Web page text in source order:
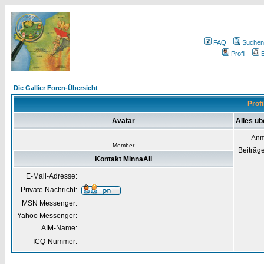
FAQ
Suchen
Profil
Die Gallier Foren-Übersicht
Avatar Alles
Member
Kontakt MinnaAll
E-Mail-Adresse:
Private Nachricht:
MSN Messenger:
Yahoo Messenger:
AIM-Name:
ICQ-Nummer: